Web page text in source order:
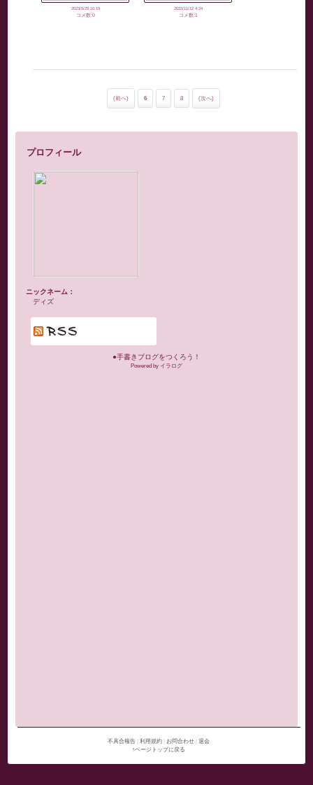
2023/5/29 10:19
コメ数:0
2022/11/12 4:24
コメ数:1
(前へ) 6 7 8 (次へ)
プロフィール
ニックネーム：
ディズ
●手書きブログをつくろう！
Powered by イラログ
不具合報告 利用規約 お問合わせ
退会
↑ページトップに戻る